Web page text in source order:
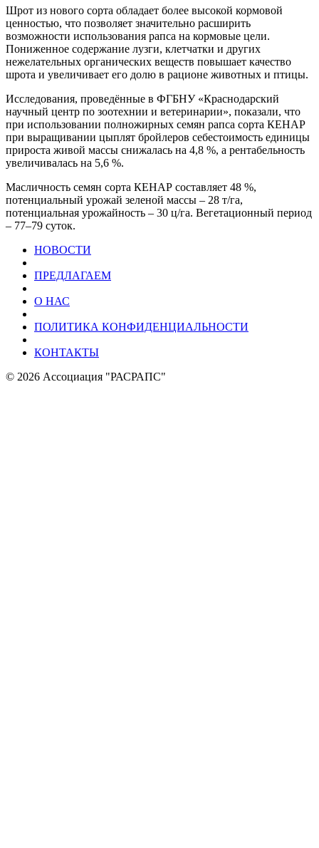
Шрот из нового сорта обладает более высокой кормовой
ценностью, что позволяет значительно расширить
возможности использования рапса на кормовые цели.
Пониженное содержание лузги, клетчатки и других
нежелательных органических веществ повышает качество
шрота и увеличивает его долю в рационе животных и птицы.
Исследования, проведённые в ФГБНУ «Краснодарский
научный центр по зоотехнии и ветеринарии», показали, что
при использовании полножирных семян рапса сорта КЕНАР
при выращивании цыплят бройлеров себестоимость единицы
прироста живой массы снижалась на 4,8 %, а рентабельность
увеличивалась на 5,6 %.
Масличность семян сорта КЕНАР составляет 48 %,
потенциальный урожай зеленой массы ­– 28 т/га,
потенциальная урожайность – 30 ц/га. Вегетационный период
– 77–79 суток.
НОВОСТИ
ПРЕДЛАГАЕМ
О НАС
ПОЛИТИКА КОНФИДЕНЦИАЛЬНОСТИ
КОНТАКТЫ
© 2026 Ассоциация "РАСРАПС"